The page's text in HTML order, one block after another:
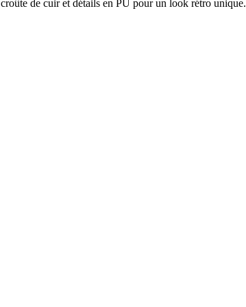
de cuir et détails en PU pour un look rétro unique.